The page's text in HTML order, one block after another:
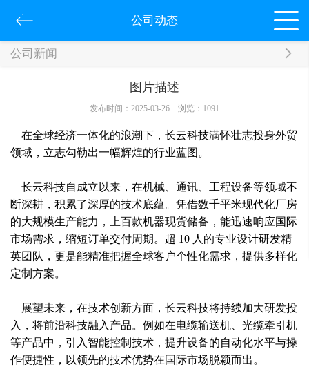
公司动态
公司新闻
图片描述
发布时间：2025-03-26 浏览： 1091
在全球经济一体化的浪潮下，长云科技满怀壮志投身外贸
领域，立志勾勒出一幅辉煌的行业蓝图。
长云科技自成立以来，在机械、通讯、工程设备等领域不
断深耕，积累了深厚的技术底蕴。凭借数千平米现代化厂房
的大规模生产能力，上百款机器现货储备，能迅速响应国际
市场需求，缩短订单交付周期。超 10 人的专业设计研发精
英团队，更是能精准把握全球客户个性化需求，提供多样化
定制方案。
展望未来，在技术创新方面，长云科技将持续加大研发投
入，将前沿科技融入产品。例如在电缆输送机、光缆牵引机
等产品中，引入智能控制技术，提升设备的自动化水平与操
作便捷性，以领先的技术优势在国际市场脱颖而出。